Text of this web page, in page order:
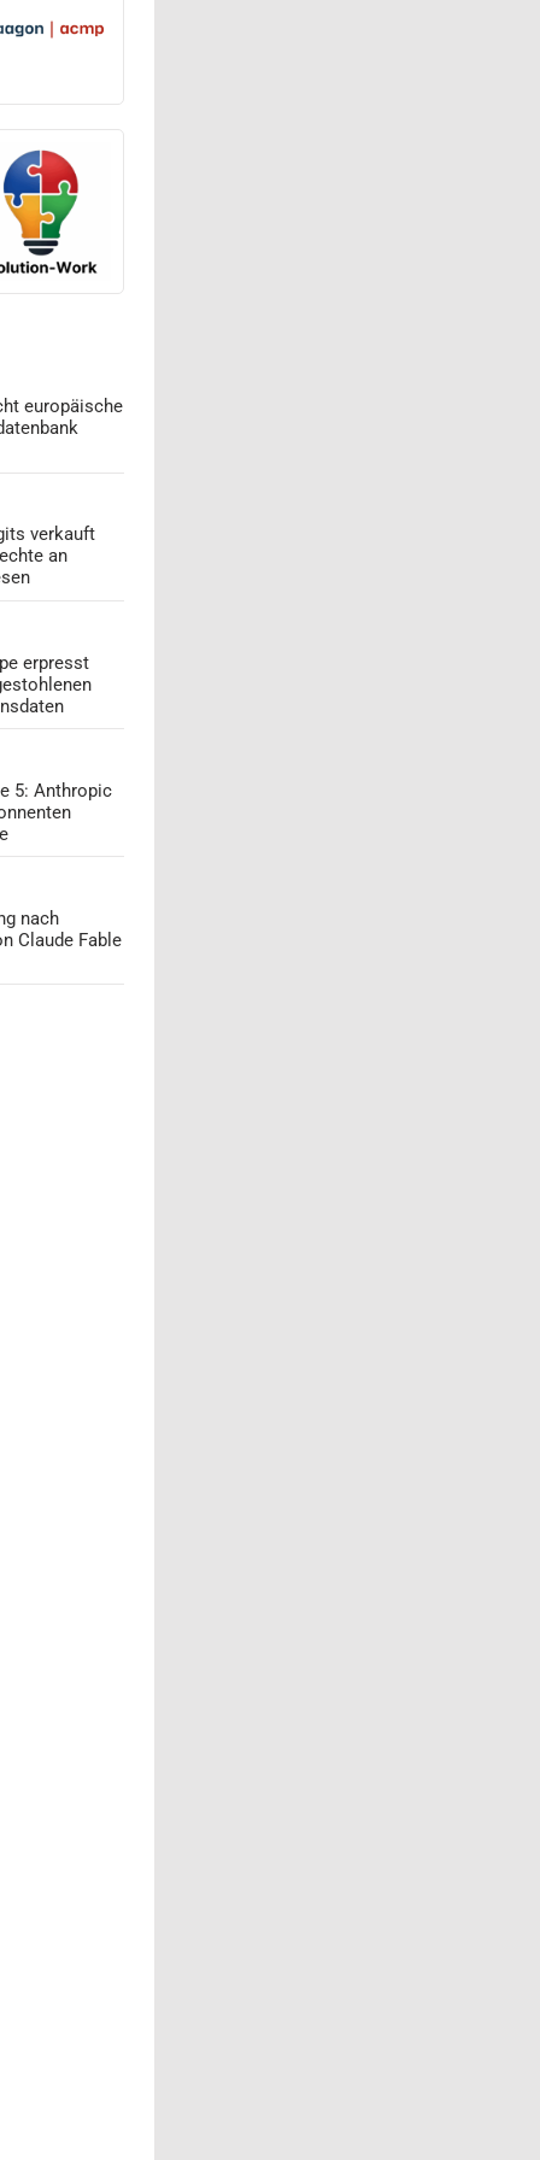
europäische
verkauft
an
erpresst
5: Anthropic
nach
Claude Fable